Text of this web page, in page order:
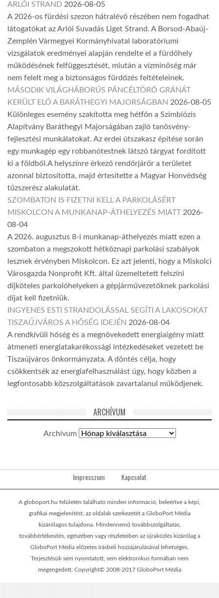
ARLÓI STRAND 2026-08-05
A 2026-os fürdési szezon hátralévő részében nem fogadhat
látogatókat az Arlói Suvadás Liget Strand. A Borsod-Abaúj-
Zemplén Vármegyei Kormányhivatal laboratóriumi
vizsgálatok eredményei alapján rendelte el a fürdőhely
működésének felfüggesztését, miután a vízminőség már
nem felelt meg a biztonságos fürdőzés feltételeinek.
MÁSODIK VILÁGHÁBORÚS PÁNCÉLTÖRŐ GRÁNÁT
KERÜLT ELŐ A BARÁTHEGYI MAJORSÁGBAN 2026-08-05
Különleges esemény szakította meg hétfőn a Szimbiózis
Alapítvány Baráthegyi Majorságában zajló tanösvény-
fejlesztési munkálatokat. Az erdei útszakasz építése során
egy munkagép egy robbanótestnek látszó tárgyat fordított
ki a földből.A helyszínre érkező rendőrjárőr a területet
azonnal biztosította, majd értesítette a Magyar Honvédség
tűzszerész alakulatát.
SZOMBATON IS FIZETNI KELL A PARKOLÁSÉRT
MISKOLCON A MUNKANAP-ÁTHELYEZÉS MIATT 2026-
08-04
A 2026. augusztus 8-i munkanap-áthelyezés miatt ezen a
szombaton a megszokott hétköznapi parkolási szabályok
lesznek érvényben Miskolcon. Ez azt jelenti, hogy a Miskolci
Városgazda Nonprofit Kft. által üzemeltetett felszíni
díjköteles parkolóhelyeken a gépjárművezetőknek parkolási
díjat kell fizetniük.
INGYENES ESTI STRANDOLÁSSAL SEGÍTI A LAKOSOKAT
TISZAÚJVÁROS A HŐSÉG IDEJÉN 2026-08-04
A rendkívüli hőség és a megnövekedett energiaigény miatt
átmeneti energiatakarékossági intézkedéseket vezetett be
Tiszaújváros önkormányzata. A döntés célja, hogy
csökkentsék az energiafelhasználást úgy, hogy közben a
legfontosabb közszolgáltatások zavartalanul működjenek.
ARCHÍVUM
Archívum
Impresszum Kapcsolat
A globoport.hu felületén található minden információ, beleértve a képi,
grafikai megjelenítést, az oldalak szerkezetét a GloboPort Média
kizárólagos tulajdona. Mindennemű továbbszolgáltatás,
továbbértékesítés, egészében vagy részleteiben az újraközlés kizárólag a
GloboPort Média előzetes írásbeli hozzájárulásával lehetséges.
Terjesztésük sem nyomtatott, sem elektronikus formában nem
megengedett. Copyright© 2008-2017 GloboPort Média